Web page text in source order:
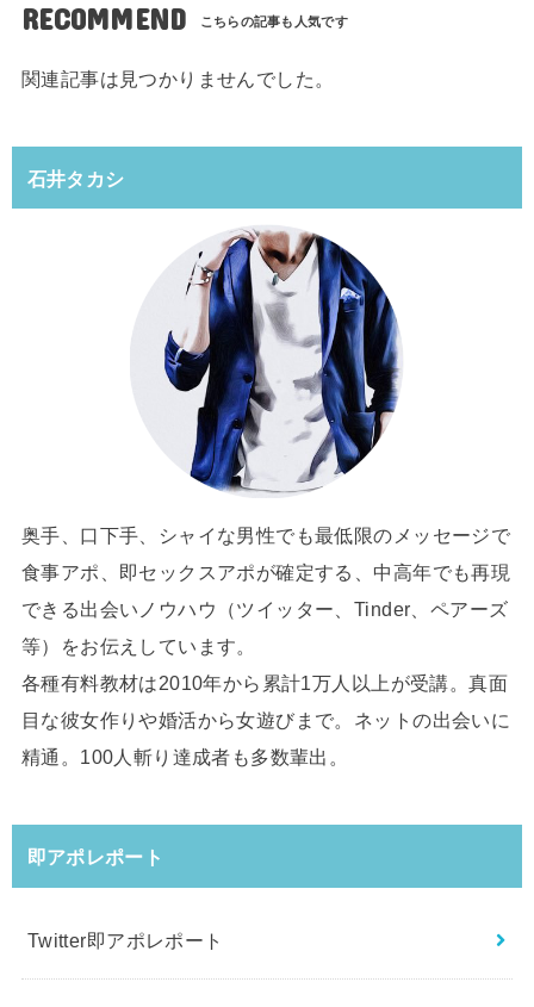
RECOMMEND
関連記事は見つかりませんでした。
石井タカシ
奥手、口下手、シャイな男性でも最低限のメッセージで
食事アポ、即セックスアポが確定する、中高年でも再現
できる出会いノウハウ（ツイッター、Tinder、ペアーズ
等）をお伝えしています。
各種有料教材は2010年から累計1万人以上が受講。真面
目な彼女作りや婚活から女遊びまで。ネットの出会いに
精通。100人斬り達成者も多数輩出。
即アポレポート
Twitter即アポレポート